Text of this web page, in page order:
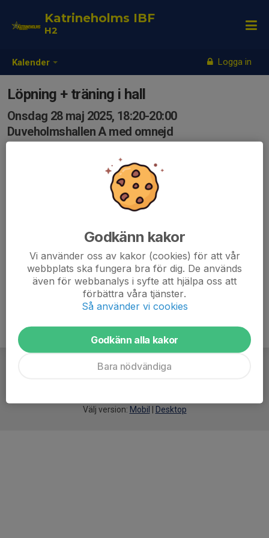
Kalender Logga in
Katrineholms IBF
H2
Löpning + träning i hall
Onsdag 28 maj 2025, 18:20-20:00
Duveholmshallen A med omnejd
- 18:20 ombytta och klara för löpning, 2 varv på spåret
- Tillbaka till omklädningsrummet, byte till
- Innebandy i Duve A
Välj version: Mobil Desktop
Godkänn kakor
Vi använder oss av kakor (cookies) för att vår
webbplats ska fungera bra för dig. De används
även för webbanalys i syfte att hjälpa oss att
förbättra våra tjänster.
Så använder vi cookies
Godkänn alla kakor
Bara nödvändiga